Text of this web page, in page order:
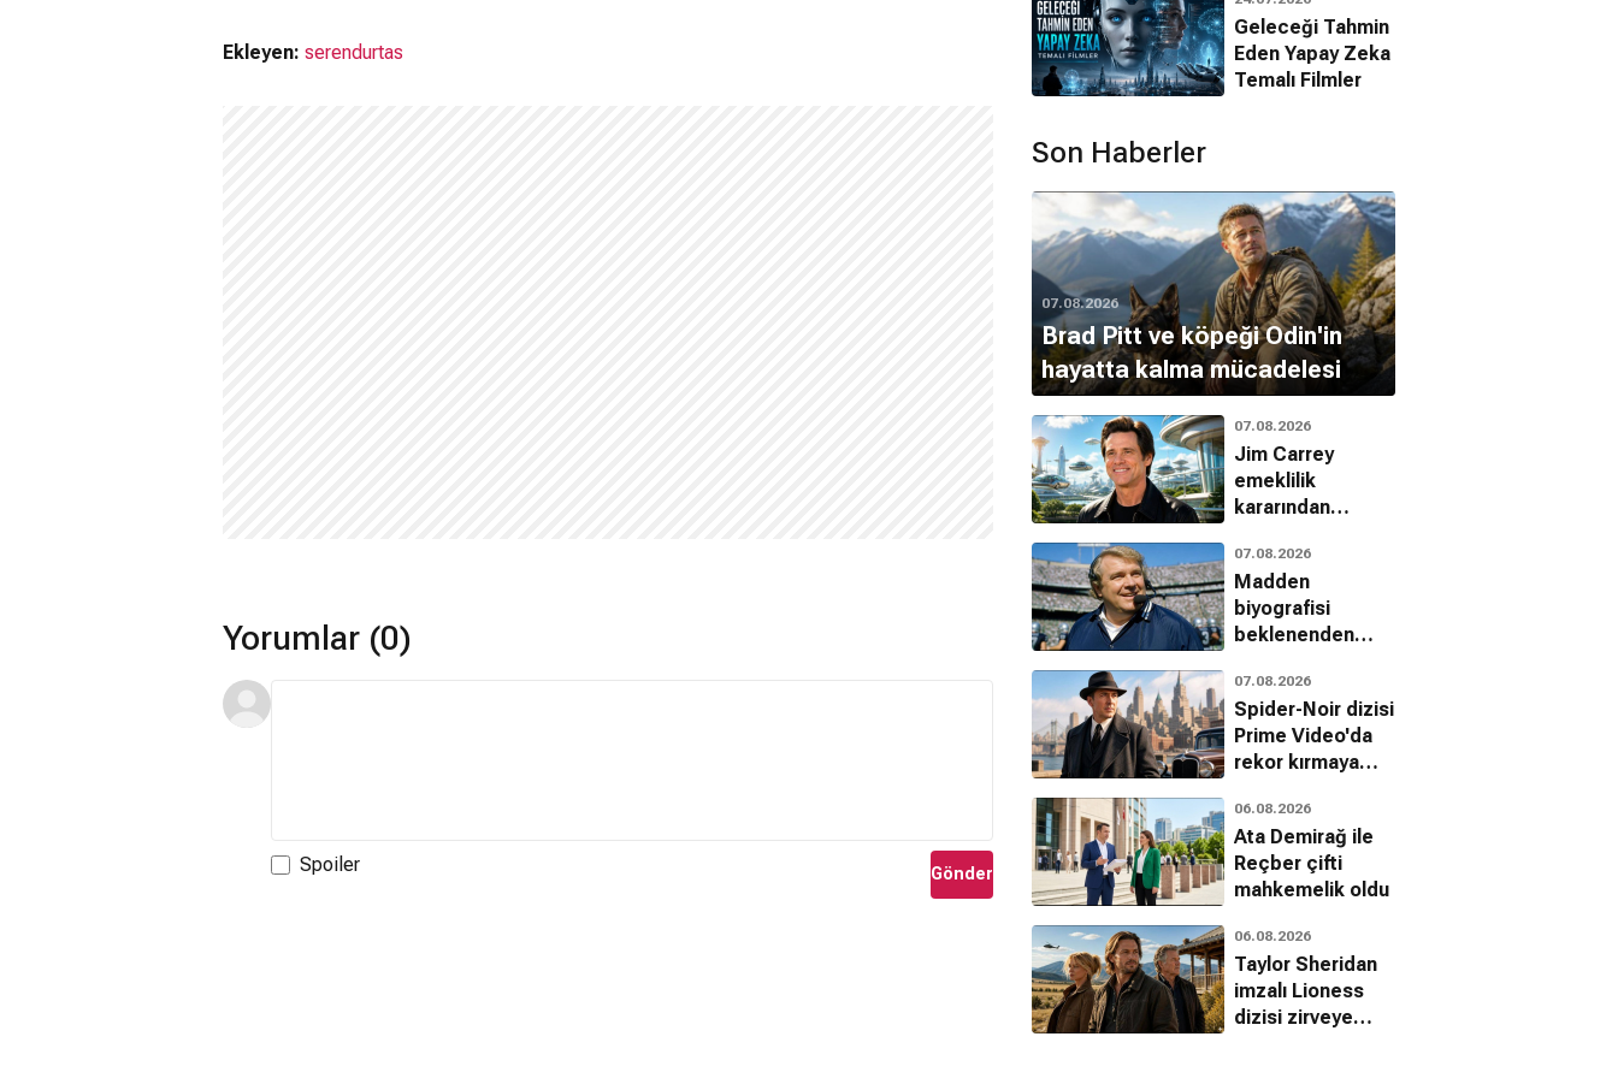
Ekleyen: serendurtas
Yorumlar (0)
Spoiler Gönder
Filmleri
Geleceği Tahmin
Eden Yapay Zeka
Temalı Filmler
Son Haberler
07.08.2026
Brad Pitt ve köpeği Odin'in
hayatta kalma mücadelesi
07.08.2026
Jim Carrey
emeklilik
kararından
Jetgiller ile
dönüyor
07.08.2026
Madden
biyografisi
beklenenden
07.08.2026
Spider-Noir dizisi
Prime Video'da
rekor kırmaya
06.08.2026
Ata Demirağ ile
Reçber çifti
mahkemelik oldu
06.08.2026
Taylor Sheridan
imzalı Lioness
dizisi zirveye